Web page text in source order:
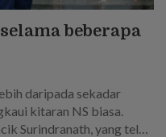
beberapa
daripada sekadar
kitaran NS biasa.
Surindranath, yang telah